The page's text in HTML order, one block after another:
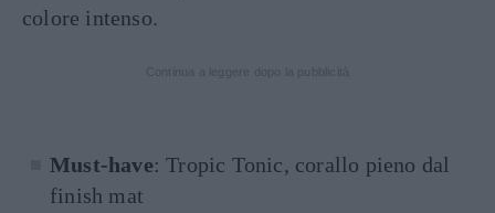
colore intenso.
Must-have: Tropic Tonic, corallo pieno dal
finish mat